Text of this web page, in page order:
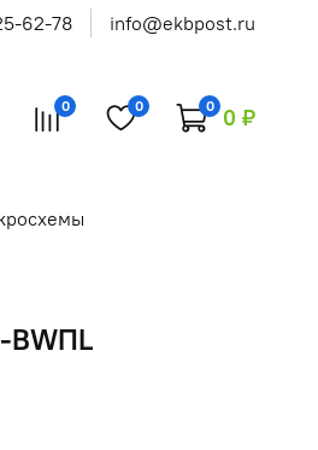
62-78 info@ekbpost.ru
0 0 0 0 ₽
BWПL